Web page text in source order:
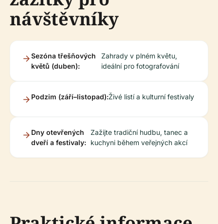
návštěvníky
Sezóna třešňových
květů (duben):
Zahrady v plném květu,
ideální pro fotografování
Podzim (září–listopad):Živé listí a kulturní festivaly
Dny otevřených
dveří a festivaly:
Zažijte tradiční hudbu, tanec a
kuchyni během veřejných akcí